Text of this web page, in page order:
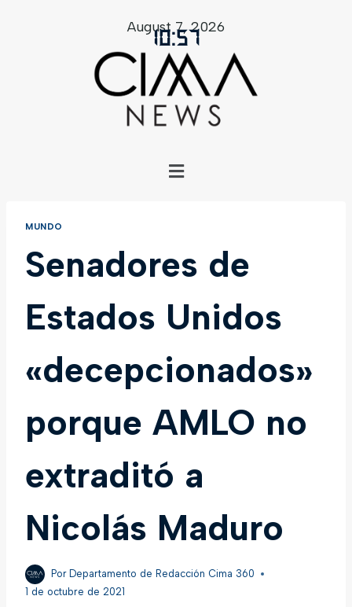
10:57
August 7, 2026
MUNDO
Senadores de
Estados Unidos
«decepcionados»
porque AMLO no
extraditó a
Nicolás Maduro
Por Departamento de Redacción Cima 360
1 de octubre de 2021